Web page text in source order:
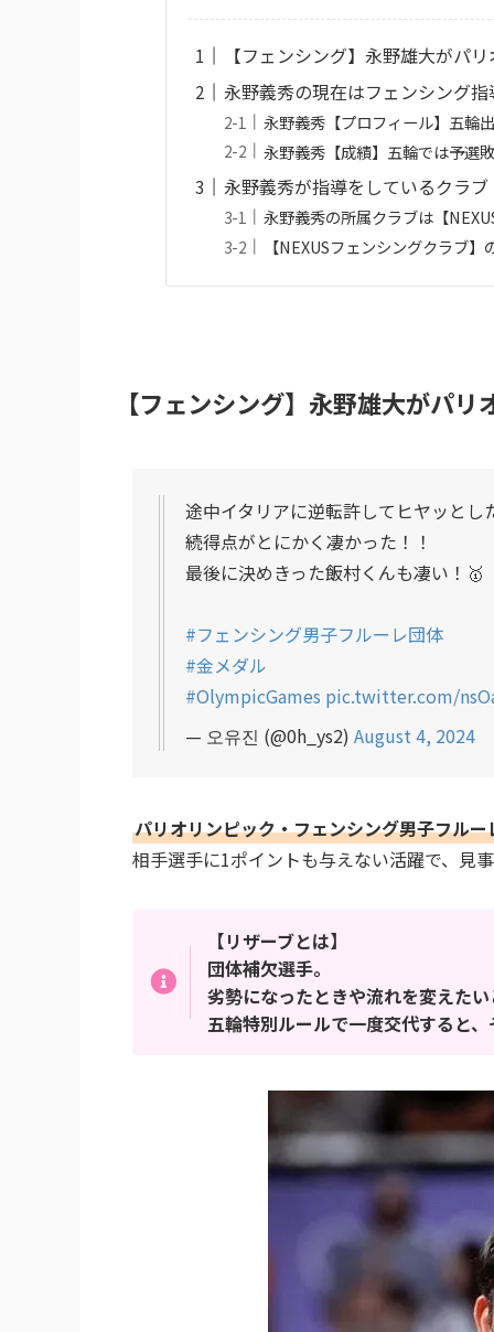
【フェンシング】永野雄大がパ
永野義秀の現在はフェンシング
永野義秀【プロフィール】五輪
永野義秀【成績】五輪では予選
永野義秀が指導をしているクラ
永野義秀の所属クラブは【
【NEXUSフェンシングクラブ
【フェンシング】永野雄大がパ
途中イタリアに逆転許してヒヤッと
続得点がとにかく凄かった！！
最後に決めきった飯村くんも凄い！🥇
#フェンシング男子フルーレ団体
#金メダル
#OlympicGames pic.twitter.com/
— 오유진 (@0h_ys2) August 4, 2024
パリオリンピック・フェンシング男子フル
相手選手に1ポイントも与えない活躍で、見
【リザーブとは】
団体補欠選手。
劣勢になったときや流れを変えた
五輪特別ルールで一度交代すると